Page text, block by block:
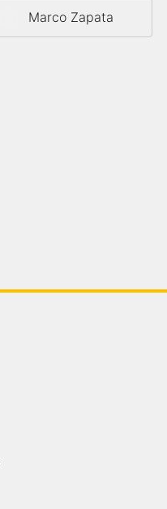
Marco Zapata